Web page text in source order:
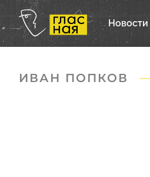
Новости
ИВАН ПОПКОВ